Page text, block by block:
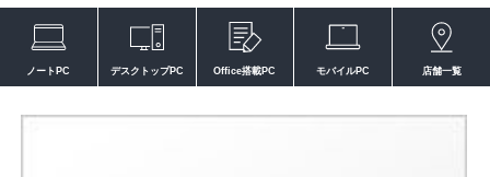
ノートPC デスクトップPC Office搭載PC モバイルPC 店舗一覧